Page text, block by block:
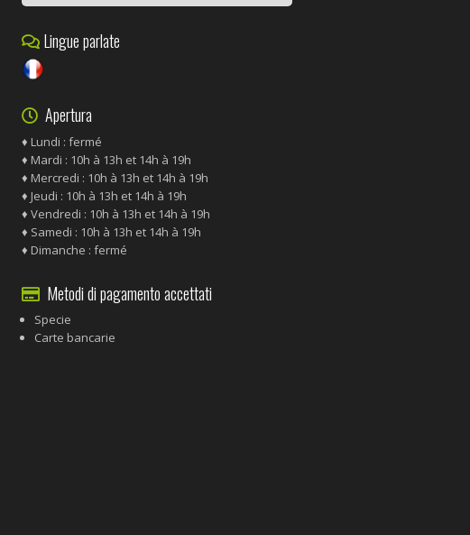
Lingue parlate
Apertura
♦ Lundi : fermé
♦ Mardi : 10h à 13h et 14h à 19h
♦ Mercredi : 10h à 13h et 14h à 19h
♦ Jeudi : 10h à 13h et 14h à 19h
♦ Vendredi : 10h à 13h et 14h à 19h
♦ Samedi : 10h à 13h et 14h à 19h
♦ Dimanche : fermé
Metodi di pagamento accettati
Specie
Carte bancarie